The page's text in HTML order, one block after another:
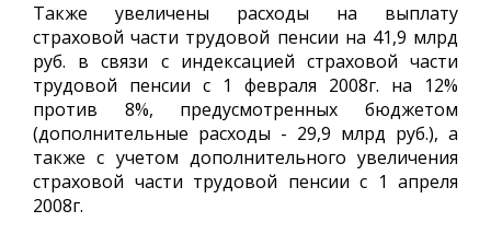
Также увеличены расходы на выплату
страховой части трудовой пенсии на 41,9 млрд
руб. в связи с индексацией страховой части
трудовой пенсии с 1 февраля 2008г. на 12%
против 8%, предусмотренных бюджетом
(дополнительные расходы - 29,9 млрд руб.), а
также с учетом дополнительного увеличения
страховой части трудовой пенсии с 1 апреля
2008г.